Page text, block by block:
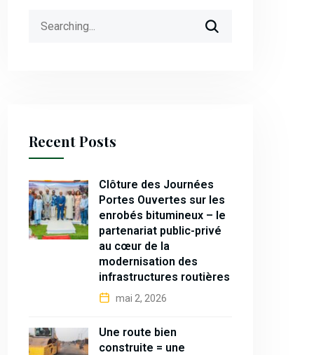
Recent Posts
Clôture des Journées
Portes Ouvertes sur les
enrobés bitumineux – le
partenariat public-privé
au cœur de la
modernisation des
infrastructures routières
mai 2, 2026
Une route bien
construite = une